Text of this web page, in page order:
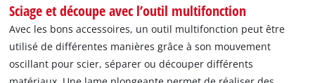
Sciage et découpe avec l’outil multifonction
Avec les bons accessoires, un outil multifonction peut être
utilisé de différentes manières grâce à son mouvement
oscillant pour scier, séparer ou découper différents